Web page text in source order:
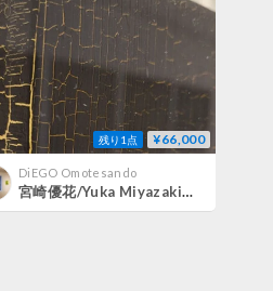
残り1点 ¥66,000
DiEGO Omotesando
宮崎優花/Yuka Miyazaki Cracked ashes painting/g 2022